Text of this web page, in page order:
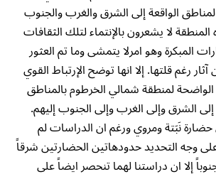
الواقعة إلى الشرق والغرب والجنوب
لا يشعرون بالإنتماء لتلك الثقافات
المبكرة وهو امرلا يتمشى وما تم العثور
رغم قلتها. إلا انها توضح الإرتباط القوي
لمنطقة شمالي الخرطوم بالمناطق
إلى الشرق وإلى الغرب وإلى الجنوب إليهم.
حضارة نَبَتة ومروي ورغم ان الدراسات لم
وجه التحديد حدودهاتين الحضارتين شرقاً
إلا ان دراستنا لهما تنحصر ايضاً على